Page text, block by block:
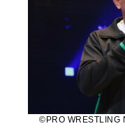
©PRO WRESTLING